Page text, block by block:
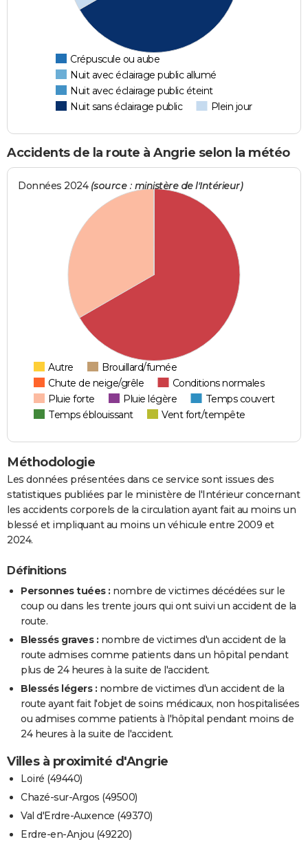
Crépuscule ou aube
Nuit avec éclairage public allumé
Nuit avec éclairage public éteint
Nuit sans éclairage public
Plein jour
Accidents de la route à Angrie selon la météo
Données 2024 (source : ministère de l'Intérieur)
Autre
Brouillard/fumée
Chute de neige/grêle
Conditions normales
Pluie forte
Pluie légère
Temps couvert
Temps éblouissant
Vent fort/tempête
Méthodologie
Les données présentées dans ce service sont issues des
statistiques publiées par le ministère de l'Intérieur concernant
les accidents corporels de la circulation ayant fait au moins un
blessé et impliquant au moins un véhicule entre 2009 et
2024.
Définitions
Personnes tuées : nombre de victimes décédées sur le
coup ou dans les trente jours qui ont suivi un accident de la
route.
Blessés graves : nombre de victimes d'un accident de la
route admises comme patients dans un hôpital pendant
plus de 24 heures à la suite de l'accident.
Blessés légers : nombre de victimes d'un accident de la
route ayant fait l'objet de soins médicaux, non hospitalisées
ou admises comme patients à l'hôpital pendant moins de
24 heures à la suite de l'accident.
Villes à proximité d'Angrie
Loiré (49440)
Chazé-sur-Argos (49500)
Val d'Erdre-Auxence (49370)
Erdre-en-Anjou (49220)